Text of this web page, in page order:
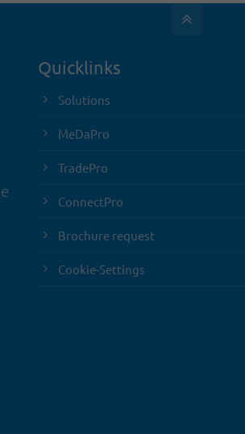
Quicklinks
Solutions
MeDaPro
TradePro
ConnectPro
Brochure request
Cookie-Settings